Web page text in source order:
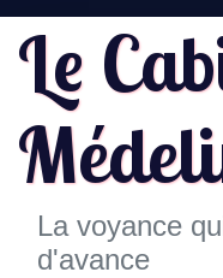
Le
La voyance
d'avance